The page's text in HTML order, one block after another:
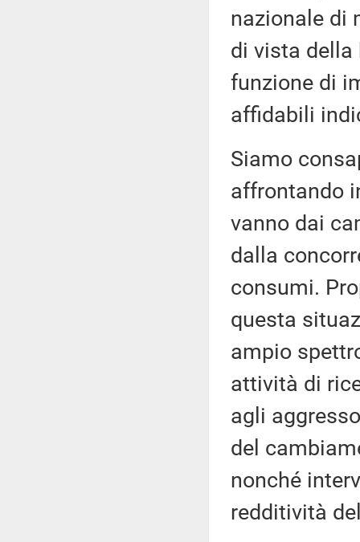
nazionale di
di vista della
funzione di
affidabili
Siamo
affrontando
vanno dai
dalla
consumi.
questa
ampio
attività di
agli
del
nonché
redditività